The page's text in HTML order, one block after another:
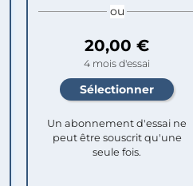
ou
20,00 €
4 mois d'essai
Un abonnement d'essai ne
peut être souscrit qu'une
seule fois.​